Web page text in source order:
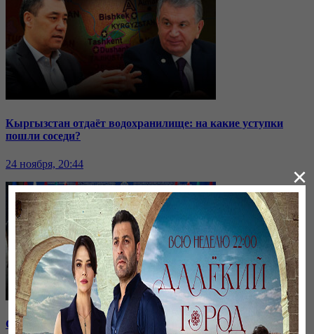
Кыргызстан отдаёт водохранилище: на какие уступки
пошли соседи?
24 ноября, 20:44
Саммит ОДКБ: под вопросом эффективность организации
×